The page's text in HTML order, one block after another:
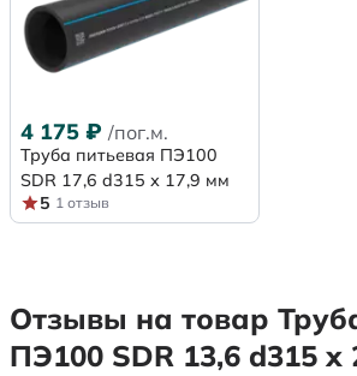
4 175 ₽ /пог.м.
Труба питьевая ПЭ100
SDR 17,6 d315 х 17,9 мм
5 1 отзыв
Отзывы на товар
ПЭ100 SDR 13,6 d315 х